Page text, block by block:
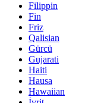
Filippin
Fin
Friz
Qalisian
Gürcü
Gujarati
Haiti
Hausa
Hawaiian